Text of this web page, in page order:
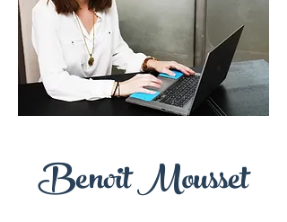
Benoit Mousset